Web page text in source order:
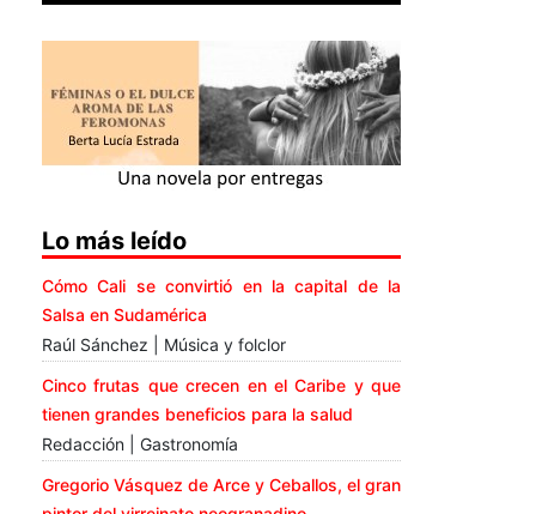
Lo más leído
Cómo Cali se convirtió en la capital de la
Salsa en Sudamérica
Raúl Sánchez | Música y folclor
Cinco frutas que crecen en el Caribe y que
tienen grandes beneficios para la salud
Redacción | Gastronomía
Gregorio Vásquez de Arce y Ceballos, el gran